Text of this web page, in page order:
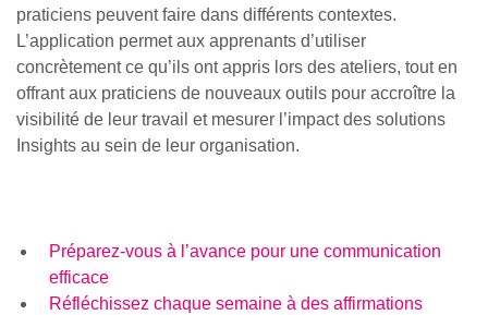
praticiens peuvent faire dans différents contextes.
L’application permet aux apprenants d’utiliser
concrètement ce qu’ils ont appris lors des ateliers, tout en
offrant aux praticiens de nouveaux outils pour accroître la
visibilité de leur travail et mesurer l’impact des solutions
Insights au sein de leur organisation.
Préparez-vous à l’avance pour une communication
efficace
Réfléchissez chaque semaine à des affirmations